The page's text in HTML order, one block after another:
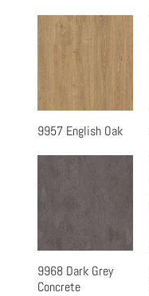
快速瀏覽
9957 English Oak
快速瀏覽
9968 Dark Grey
Concrete